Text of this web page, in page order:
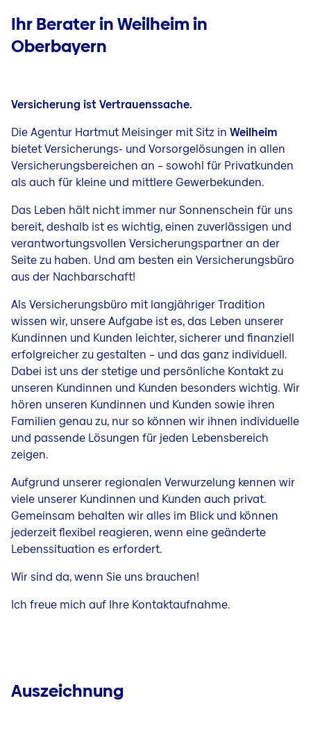
Ihr Berater in Weilheim in
Oberbayern
Versicherung ist Vertrauenssache.
Die Agentur Hartmut Meisinger mit Sitz in Weilheim
bietet Versicherungs- und Vorsorgelösungen in allen
Versicherungsbereichen an – sowohl für Privatkunden
als auch für kleine und mittlere Gewerbekunden.
Das Leben hält nicht immer nur Sonnenschein für uns
bereit, deshalb ist es wichtig, einen zuverlässigen und
verantwortungsvollen Versicherungspartner an der
Seite zu haben. Und am besten ein Versicherungsbüro
aus der Nachbarschaft!
Als Versicherungsbüro mit langjähriger Tradition
wissen wir, unsere Aufgabe ist es, das Leben unserer
Kundinnen und Kunden leichter, sicherer und finanziell
erfolgreicher zu gestalten – und das ganz individuell.
Dabei ist uns der stetige und persönliche Kontakt zu
unseren Kundinnen und Kunden besonders wichtig. Wir
hören unseren Kundinnen und Kunden sowie ihren
Familien genau zu, nur so können wir ihnen individuelle
und passende Lösungen für jeden Lebensbereich
zeigen.
Aufgrund unserer regionalen Verwurzelung kennen wir
viele unserer Kundinnen und Kunden auch privat.
Gemeinsam behalten wir alles im Blick und können
jederzeit flexibel reagieren, wenn eine geänderte
Lebenssituation es erfordert.
Wir sind da, wenn Sie uns brauchen!
Ich freue mich auf Ihre Kontaktaufnahme.
Auszeichnung